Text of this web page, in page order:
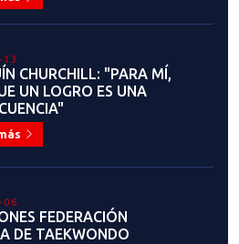
CHURCHILL: "PARA MÍ,
UN LOGRO ES UNA
06
FEDERACIÓN
DE TAEKWONDO